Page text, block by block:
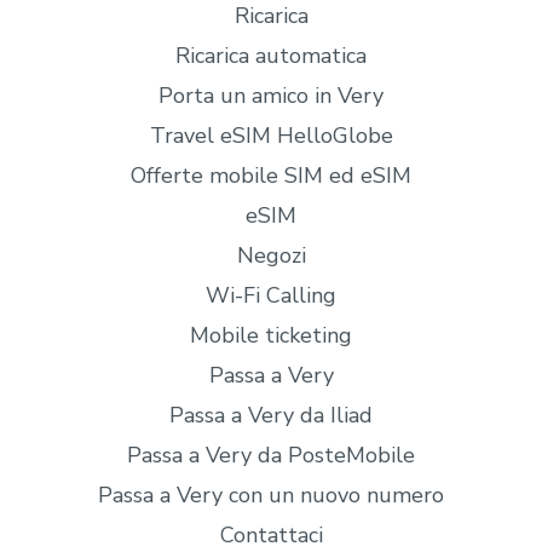
Ricarica
Ricarica automatica
Porta un amico in Very
Travel eSIM HelloGlobe
Offerte mobile SIM ed eSIM
eSIM
Negozi
Wi-Fi Calling
Mobile ticketing
Passa a Very
Passa a Very da Iliad
Passa a Very da PosteMobile
Passa a Very con un nuovo numero
Contattaci